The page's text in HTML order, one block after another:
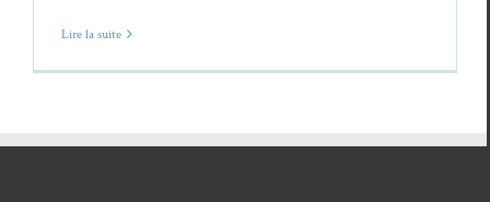
Lire la suite